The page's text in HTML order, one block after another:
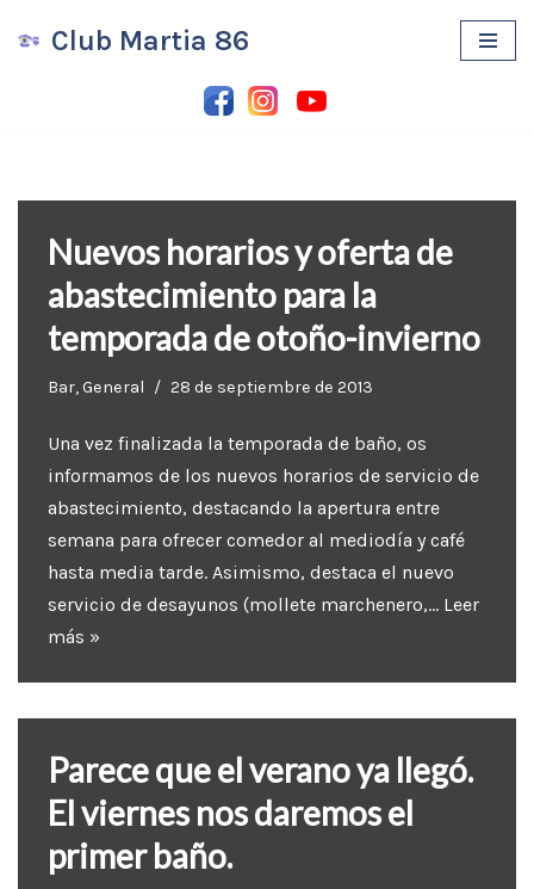
Club Martia 86
Nuevos horarios y oferta de
abastecimiento para la
temporada de otoño-invierno
Bar,General 28 de septiembre de 2013
Una vez finalizada la temporada de baño, os
informamos de los nuevos horarios de servicio de
abastecimiento, destacando la apertura entre
semana para ofrecer comedor al mediodía y café
hasta media tarde. Asimismo, destaca el nuevo
servicio de desayunos (mollete marchenero,… Leer
más »
Parece que el verano ya llegó.
El viernes nos daremos el
primer baño.